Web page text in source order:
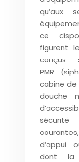
qu’aux
ce
figurent
conçus
PMR
cabine de
douche
d’appui
dont la